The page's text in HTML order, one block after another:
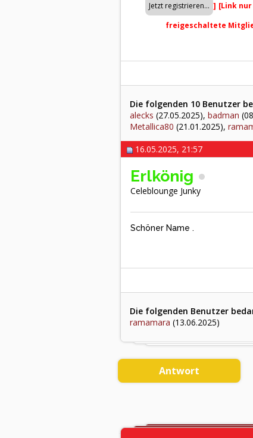
] [Link
freigeschaltete
Die folgenden 10 Benutzer
alecks (27.05.2025), badman
Metallica80 (21.01.2025),
16.05.2025, 21:57
Erlkönig
Celeblounge Junky
Schöner Name .
Die folgenden Benutzer
ramamara (13.06.2025)
Antwort